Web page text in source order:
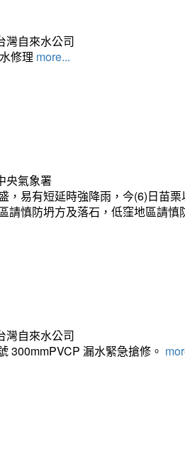
灣自來水公司
修理 more...
央氣象署
，易有短延時強降雨，今(6)日苗
請慎防坍方及落石，低窪地區請
灣自來水公司
300mmPVCP 漏水緊急搶修。